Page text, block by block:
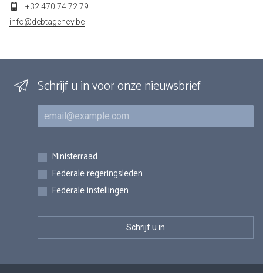
+32 470 74 72 79
info@debtagency.be
Schrijf u in voor onze nieuwsbrief
E-mail
Inschrijvingen
Ministerraad
Federale regeringsleden
Federale instellingen